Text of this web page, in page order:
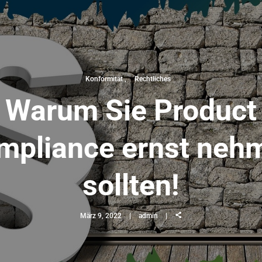
Konformität Rechtliches
Warum Sie Product
ernst
sollten!
März 9, 2022 admin